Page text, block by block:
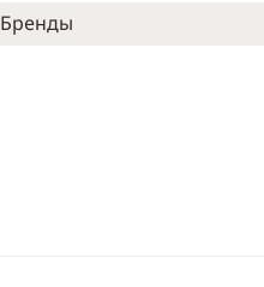
ответим на ваши вопросы
Брeнды